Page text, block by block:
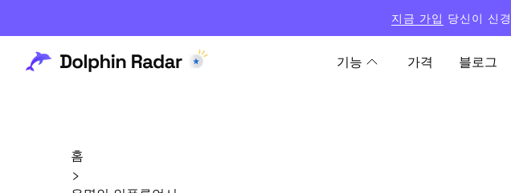
지금 가입 당신이 신
기능 가격 블로그
홈